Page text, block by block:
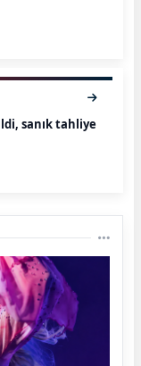
sanık tahliye